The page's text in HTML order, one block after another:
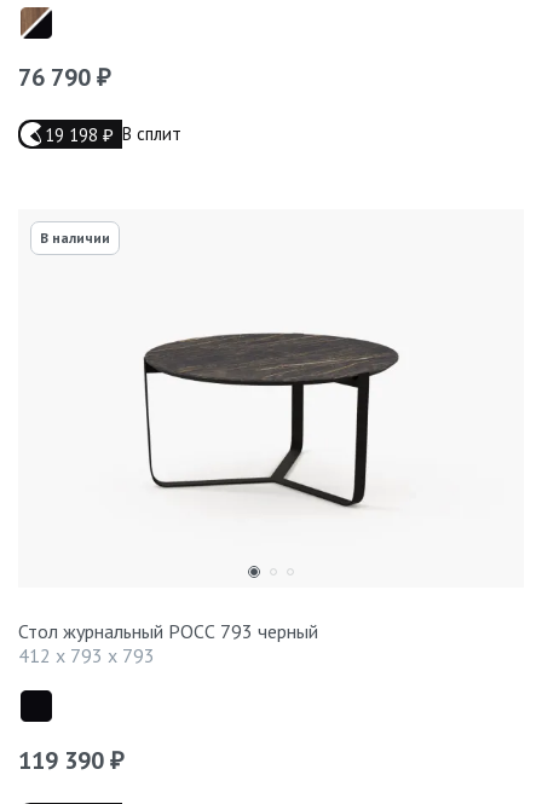
76 790 ₽
19 198 ₽ В сплит
В наличии
Стол журнальный РОСС 793 черный
412 x 793 x 793
119 390 ₽